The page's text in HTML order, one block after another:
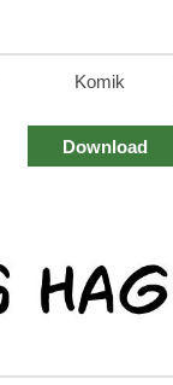
Komik
Download